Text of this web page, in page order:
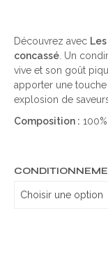
Découvrez avec
concassé . Un
vive et son goût
apporter une
explosion de
Composition :